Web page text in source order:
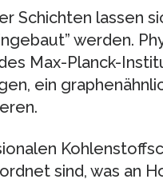
Schichten lassen
werden.
Max-Planck-
ein
sind, was an